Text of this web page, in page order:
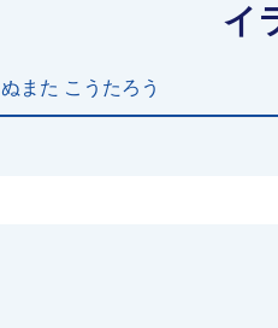
イ
ぬまた こうたろう